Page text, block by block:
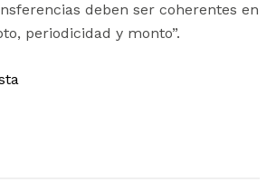
deben ser coherentes en
periodicidad y monto”.